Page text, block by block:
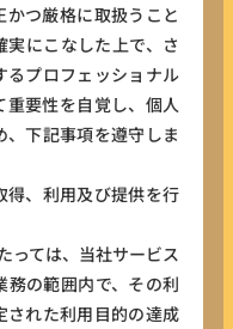
つ厳格に取扱うこと
にこなした上で、さ
るプロフェッショナル
要性を自覚し、個人
下記事項を遵守しま
得、利用及び提供を行
っては、当社サービス
務の範囲内で、その利
された利用目的の達成